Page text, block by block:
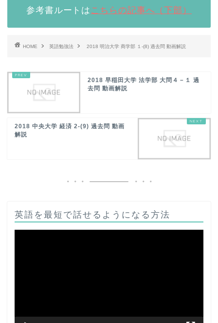
参考書ルートは こちらの記事へ（下部）
HOME 英語勉強法 2018 明治大学 商学部 １-(8) 過去問 動画解説
2018 早稲田大学 法学部 大問４－１ 過
去問 動画解説
2018 中央大学 経済 2-(9) 過去問 動画
解説
英語を最短で話せるようになる方法